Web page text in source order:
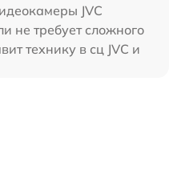
JVC
не требует сложного
технику в сц JVC и